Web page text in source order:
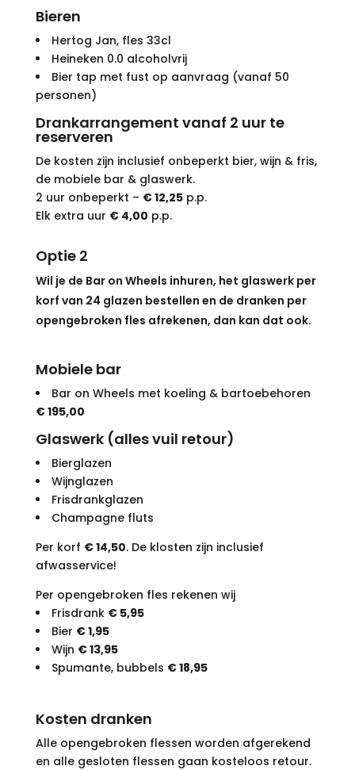
Bieren
Hertog Jan, fles 33cl
Heineken 0.0 alcoholvrij
Bier tap met fust op aanvraag (vanaf 50
personen)
Drankarrangement vanaf 2 uur te
reserveren
De kosten zijn inclusief onbeperkt bier, wijn & fris,
de mobiele bar & glaswerk.
2 uur onbeperkt – € 12,25p.p.
Elk extra uur € 4,00 p.p.
Optie 2
Wil je de Bar on Wheels inhuren, het glaswerk per
korf van 24 glazen bestellen en de dranken per
opengebroken fles afrekenen, dan kan dat ook.
Mobiele bar
Bar on Wheels met koeling & bartoebehoren
€ 195,00
Glaswerk (alles vuil retour)
Bierglazen
Wijnglazen
Frisdrankglazen
Champagne fluts
Per korf € 14,50. De klosten zijn inclusief
afwasservice!
Per opengebroken fles rekenen wij
Frisdrank € 5,95
Bier € 1,95
Wijn € 13,95
Spumante, bubbels € 18,95
Kosten dranken
Alle opengebroken flessen worden afgerekend
en alle gesloten flessen gaan kosteloos retour.